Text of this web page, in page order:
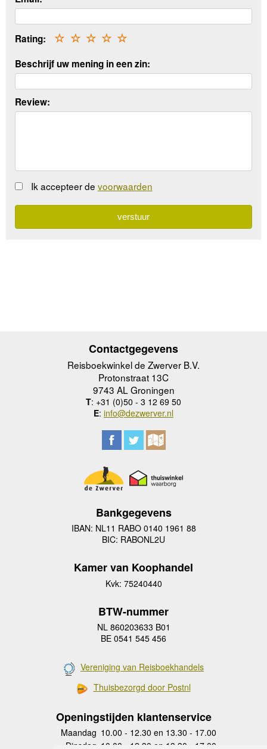
Rating: ☆
☆
☆
☆
☆
Beschrijf uw mening in een zin:
Review:
Ik accepteer de voorwaarden
Contactgegevens
Reisboekwinkel de Zwerver B.V.
Protonstraat 13C
9743 AL Groningen
T: +31 (0)50 - 3 12 69 50
E: info@dezwerver.nl
Bankgegevens
IBAN: NL11 RABO 0140 1961 88
BIC: RABONL2U
Kamer van Koophandel
Kvk: 75240440
BTW-nummer
NL 860203633 B01
BE 0541 545 456
Vereniging van Reisboekhandels
Thuisbezorgd door Postnl
Openingstijden klantenservice
Maandag 10.00 - 12.30 en 13.30 - 17.00
Dinsdag 10.00 - 12.30 en 13.30 - 17.00